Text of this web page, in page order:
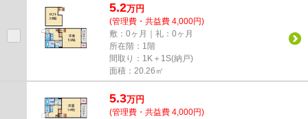
5.2万円
(管理費・共益費 4,000円)
敷：0ヶ月｜礼：0ヶ月
所在階：1階
間取り：1K＋1S(納戸)
面積：20.26㎡
5.3万円
(管理費・共益費 4,000円)